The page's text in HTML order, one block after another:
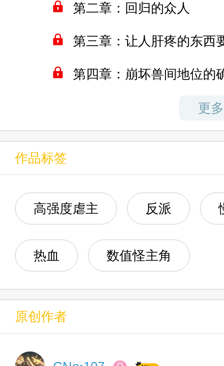
结果等饶完了一大圈，回来发现
goat，怎么都被救世主套皮了呢
唉，和这群虫豸在一起，怎么才
但只要让终焉之茧稍加修正，让
在这世界上掀起惊涛骇浪！
第六章：孩子们，芝士德莉莎
第七章：有时赌狗心态，是
第八章：战前铺垫
第九章：退无可退的城防战
第十章：绿头苍蝇即将到达
第十一章：就说考验这一坨
第十二章：杨卧起坐的吃瘪
第十三章：绿头苍蝇闪现进场
第十五章：山雨欲来
第二章：回归的众人
第三章：让人肝疼的东西
第四章：崩坏兽间地位的
第五章：真的会开战吗？
第六章：崩坏兴衰，并不
第七章：天命的部署
第八章：现状，招揽（上
第九章：现状，招揽（下
更
作品标签
高强度虐主 反派
热血 数值怪主角
原创作者